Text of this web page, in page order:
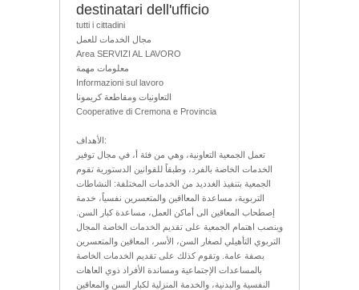
destinatari dell'ufficio
tutti i cittadini
مجال الخدمات للعمل
Area SERVIZI AL LAVORO
معلومات مهمة
Informazioni sul lavoro
التعاونيات ومقاطعة كريمونا
Cooperative di Cremona e Provincia
الأهداف:
تعمل الجمعية التعاونية، وهي من فئة أ، في مجال توفير
الخدمات الخاصة بالفرد، وطبقاً للقوانين الدستورية تقوم
الجمعية بتنفيذ الغدديد من الخدمات المختلفة: النشاطات
التربوية، مساعدة المعااقين والمتعسرين نفسياً، خدمة
إصطحاب المعاقين الى أماكن العمل، مساعدة كبار السن.
وينصب اهتمام الجمعية على تقديم الخدمات الخاصة المجال
التربوي التأهيلي لصغار السن، الأسر، المعاقين والمتعسرين
بصفة عامة. وتقوم كذلك على تقديم الخدمات الخاصة
بالمساعدات الإجتماعية ومساندة الأفراد ذوي العاهات
النفسية والبدنية، والخدمة المنزلية لكبار السن والمعاقين